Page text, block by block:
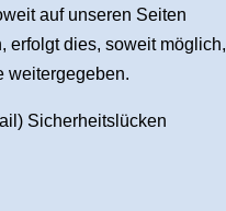
auf unseren Seiten
erfolgt dies, soweit möglich,
weitergegeben.
Sicherheitslücken